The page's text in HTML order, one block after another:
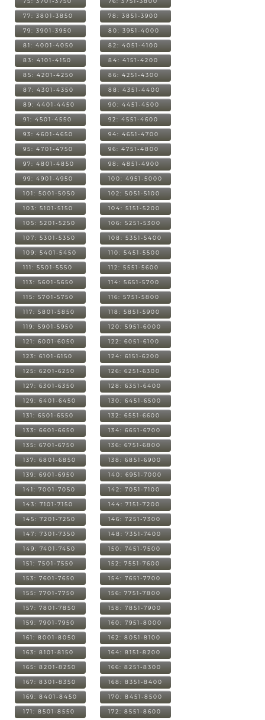
77: 3801-3850 78: 3851-3900
79: 3901-3950 80: 3951-4000
81: 4001-4050 82: 4051-4100
83: 4101-4150 84: 4151-4200
85: 4201-4250 86: 4251-4300
87: 4301-4350 88: 4351-4400
89: 4401-4450 90: 4451-4500
91: 4501-4550 92: 4551-4600
93: 4601-4650 94: 4651-4700
95: 4701-4750 96: 4751-4800
97: 4801-4850 98: 4851-4900
99: 4901-4950 100: 4951-5000
101: 5001-5050 102: 5051-5100
103: 5101-5150 104: 5151-5200
105: 5201-5250 106: 5251-5300
107: 5301-5350 108: 5351-5400
109: 5401-5450 110: 5451-5500
111: 5501-5550 112: 5551-5600
113: 5601-5650 114: 5651-5700
115: 5701-5750 116: 5751-5800
117: 5801-5850 118: 5851-5900
119: 5901-5950 120: 5951-6000
121: 6001-6050 122: 6051-6100
123: 6101-6150 124: 6151-6200
125: 6201-6250 126: 6251-6300
127: 6301-6350 128: 6351-6400
129: 6401-6450 130: 6451-6500
131: 6501-6550 132: 6551-6600
133: 6601-6650 134: 6651-6700
135: 6701-6750 136: 6751-6800
137: 6801-6850 138: 6851-6900
139: 6901-6950 140: 6951-7000
141: 7001-7050 142: 7051-7100
143: 7101-7150 144: 7151-7200
145: 7201-7250 146: 7251-7300
147: 7301-7350 148: 7351-7400
149: 7401-7450 150: 7451-7500
151: 7501-7550 152: 7551-7600
153: 7601-7650 154: 7651-7700
155: 7701-7750 156: 7751-7800
157: 7801-7850 158: 7851-7900
159: 7901-7950 160: 7951-8000
161: 8001-8050 162: 8051-8100
163: 8101-8150 164: 8151-8200
165: 8201-8250 166: 8251-8300
167: 8301-8350 168: 8351-8400
169: 8401-8450 170: 8451-8500
171: 8501-8550 172: 8551-8600